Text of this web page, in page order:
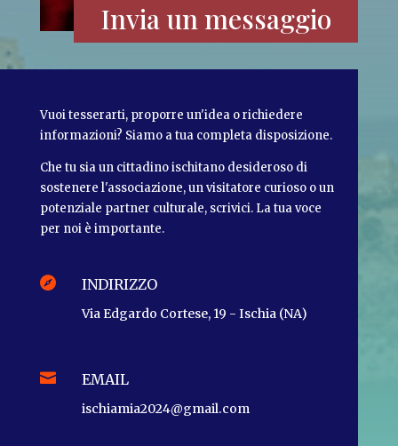
Invia un messaggio
Vuoi tesserarti, proporre un'idea o richiedere
informazioni? Siamo a tua completa disposizione.
Che tu sia un cittadino ischitano desideroso di
sostenere l'associazione, un visitatore curioso o un
potenziale partner culturale, scrivici. La tua voce
per noi è importante.
 INDIRIZZO
Via Edgardo Cortese, 19 - Ischia (NA)
 EMAIL
ischiamia2024@gmail.com